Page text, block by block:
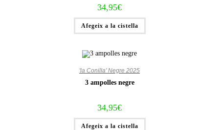
34,95€
Afegeix a la cistella
'la Conilla' Negre 2025
3 ampolles negre
34,95€
Afegeix a la cistella